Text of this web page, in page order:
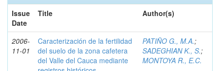
Issue
Date
Title Author(s)
2006-
11-01
Caracterización de la fertilidad
del suelo de la zona cafetera
del Valle del Cauca mediante
PATIÑO G., M.A.;
SADEGHIAN K., S.;
MONTOYA R., E.C.